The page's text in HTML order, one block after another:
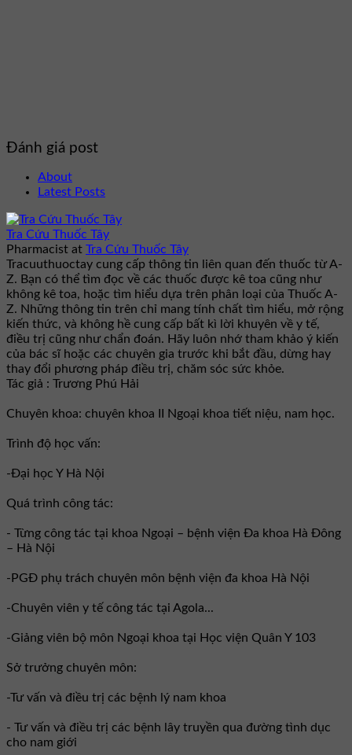
Đánh giá post
About
Latest Posts
Tra Cứu Thuốc Tây
Pharmacist at Tra Cứu Thuốc Tây
Tracuuthuoctay cung cấp thông tin liên quan đến thuốc từ A-
Z. Bạn có thể tìm đọc về các thuốc được kê toa cũng như
không kê toa, hoặc tìm hiểu dựa trên phân loại của Thuốc A-
Z. Những thông tin trên chỉ mang tính chất tìm hiểu, mở rộng
kiến thức, và không hề cung cấp bất kì lời khuyên về y tế,
điều trị cũng như chẩn đoán. Hãy luôn nhớ tham khảo ý kiến
của bác sĩ hoặc các chuyên gia trước khi bắt đầu, dừng hay
thay đổi phương pháp điều trị, chăm sóc sức khỏe.
Tác giả : Trương Phú Hải
Chuyên khoa: chuyên khoa II Ngoại khoa tiết niệu, nam học.
Trình độ học vấn:
-Đại học Y Hà Nội
Quá trình công tác:
- Từng công tác tại khoa Ngoại – bệnh viện Đa khoa Hà Đông
– Hà Nội
-PGĐ phụ trách chuyên môn bệnh viện đa khoa Hà Nội
-Chuyên viên y tế công tác tại Agola...
-Giảng viên bộ môn Ngoại khoa tại Học viện Quân Y 103
Sở trưởng chuyên môn:
-Tư vấn và điều trị các bệnh lý nam khoa
- Tư vấn và điều trị các bệnh lây truyền qua đường tình dục
cho nam giới